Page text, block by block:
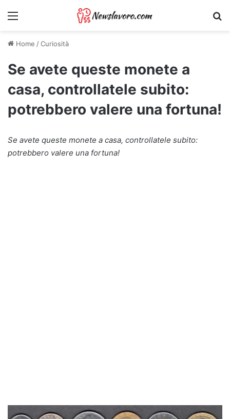
Menu
Home /Curiosità
Se avete queste monete a
casa, controllatele subito:
potrebbero valere una fortuna!
Se avete queste monete a casa, controllatele subito:
potrebbero valere una fortuna!